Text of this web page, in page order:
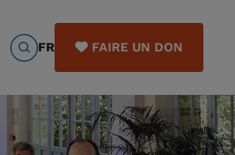
FR FAIRE UN DON